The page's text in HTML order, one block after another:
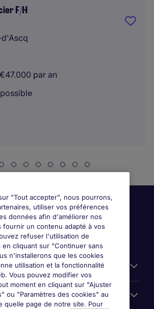
F/H
par an
"Tout accepter", nous pourrons,
utiliser vos préférences
données afin d'améliorer nos
fournir un contenu adapté à vos
refuser l'utilisation de
en cliquant sur "Continuer sans
n'installerons que les cookies
utilisation et la fonctionnalité
Vous pouvez modifier vos
moment en cliquant sur "Ajuster
ou "Paramètres des cookies" au
quelle page de notre site. Pour